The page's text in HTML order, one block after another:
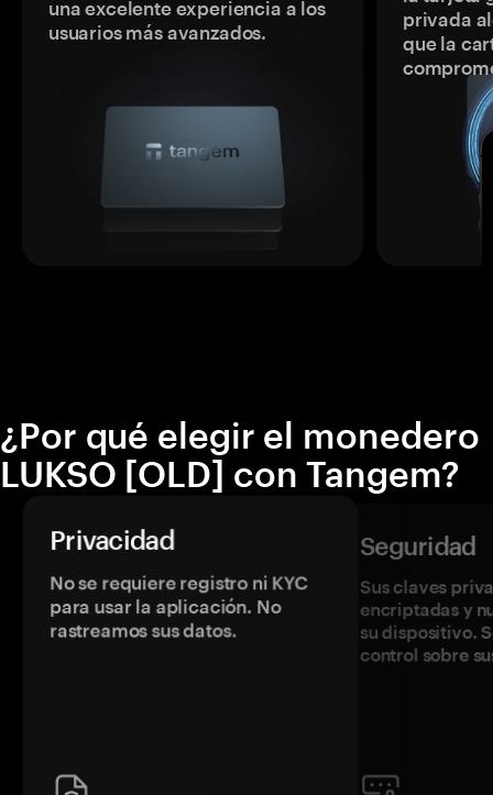
una excelente experiencia a los
usuarios más avanzados.
privada
que la
¿Por qué elegir el monedero
LUKSO [OLD] con Tangem?
Privacidad
No se requiere registro ni KYC
para usar la aplicación. No
rastreamos sus datos.
Seguridad
Sus claves
encriptadas y
su dispositivo.
control sobre